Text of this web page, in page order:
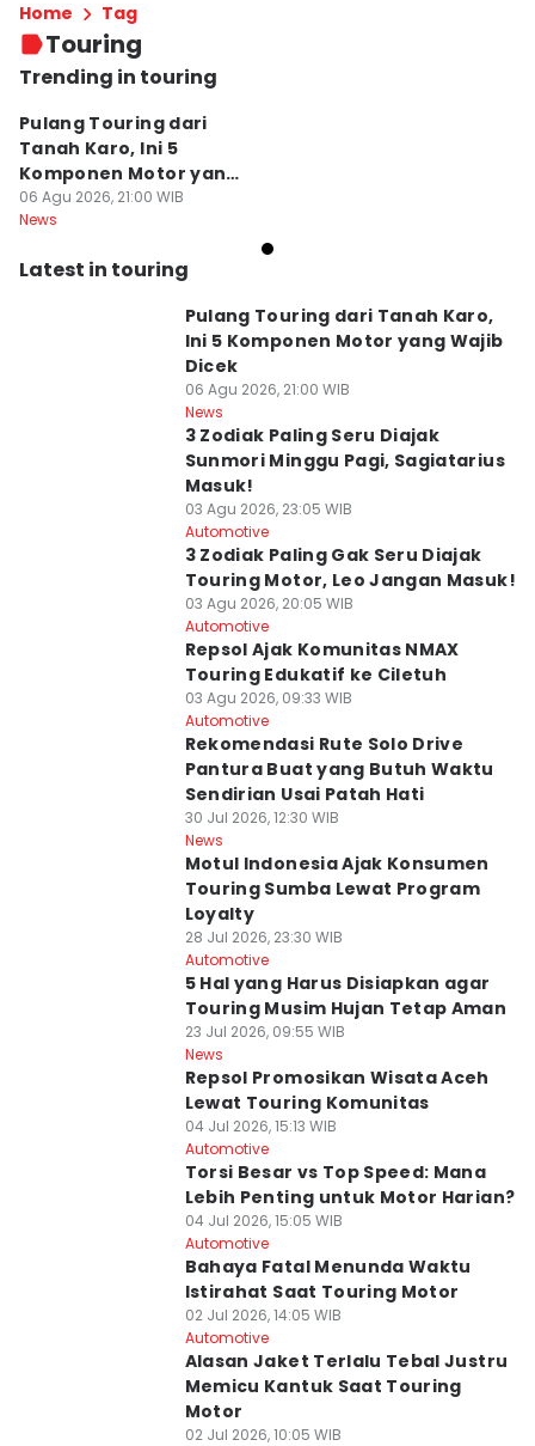
Home Tag
Touring
Trending in touring
Pulang Touring dari
Tanah Karo, Ini 5
Komponen Motor yang
Wajib Dicek
06 Agu 2026, 21:00 WIB
News
Latest in touring
Pulang Touring dari Tanah Karo,
Ini 5 Komponen Motor yang Wajib
Dicek
06 Agu 2026, 21:00 WIB
News
3 Zodiak Paling Seru Diajak
Sunmori Minggu Pagi, Sagiatarius
Masuk!
03 Agu 2026, 23:05 WIB
Automotive
3 Zodiak Paling Gak Seru Diajak
Touring Motor, Leo Jangan Masuk!
03 Agu 2026, 20:05 WIB
Automotive
Repsol Ajak Komunitas NMAX
Touring Edukatif ke Ciletuh
03 Agu 2026, 09:33 WIB
Automotive
Rekomendasi Rute Solo Drive
Pantura Buat yang Butuh Waktu
Sendirian Usai Patah Hati
30 Jul 2026, 12:30 WIB
News
Motul Indonesia Ajak Konsumen
Touring Sumba Lewat Program
Loyalty
28 Jul 2026, 23:30 WIB
Automotive
5 Hal yang Harus Disiapkan agar
Touring Musim Hujan Tetap Aman
23 Jul 2026, 09:55 WIB
News
Repsol Promosikan Wisata Aceh
Lewat Touring Komunitas
04 Jul 2026, 15:13 WIB
Automotive
Torsi Besar vs Top Speed: Mana
Lebih Penting untuk Motor Harian?
04 Jul 2026, 15:05 WIB
Automotive
Bahaya Fatal Menunda Waktu
Istirahat Saat Touring Motor
02 Jul 2026, 14:05 WIB
Automotive
Alasan Jaket Terlalu Tebal Justru
Memicu Kantuk Saat Touring
Motor
02 Jul 2026, 10:05 WIB